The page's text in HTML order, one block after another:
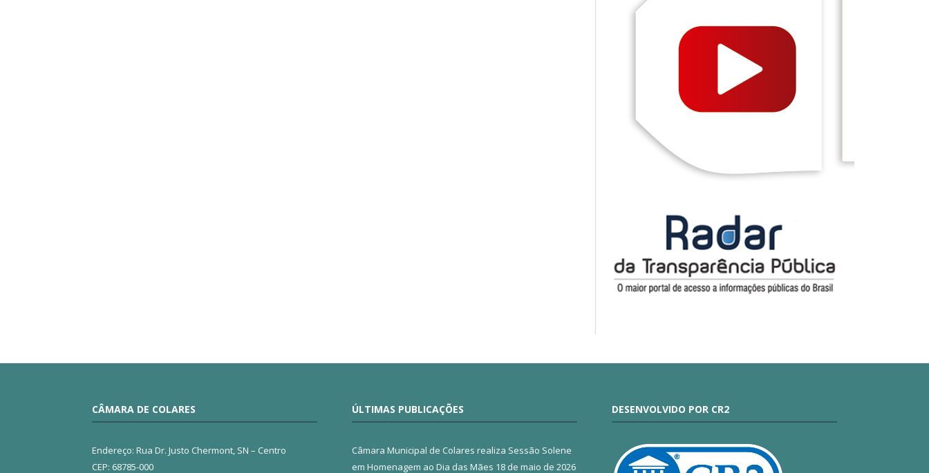
CÂMARA DE COLARES
Endereço: Rua Dr. Justo Chermont, SN – Centro
CEP: 68785-000
ÚLTIMAS PUBLICAÇÕES
Câmara Municipal de Colares realiza Sessão Solene
em Homenagem ao Dia das Mães 18 de maio de 2026
DESENVOLVIDO POR CR2